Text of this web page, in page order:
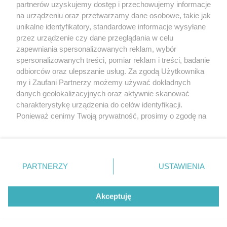
Pokaż więcej
Reklama Tematy Archiwum artykułów
Strona korzysta z plików cookies w celu realizacji usług. Pozostając na niej,
wyrażasz zgodę na ich wykorzystanie. Więcej informacji w polityce
prywatności.
partnerów uzyskujemy dostęp i przechowujemy informacje
na urządzeniu oraz przetwarzamy dane osobowe, takie jak
unikalne identyfikatory, standardowe informacje wysyłane
przez urządzenie czy dane przeglądania w celu
zapewniania spersonalizowanych reklam, wybór
spersonalizowanych treści, pomiar reklam i treści, badanie
odbiorców oraz ulepszanie usług. Za zgodą Użytkownika
my i Zaufani Partnerzy możemy używać dokładnych
danych geolokalizacyjnych oraz aktywnie skanować
charakterystykę urządzenia do celów identyfikacji.
Ponieważ cenimy Twoją prywatność, prosimy o zgodę na
znajdujący się w lewym dolnym rogu strony
. Niektóre
rodzaje przetwarzania danych nie wymagają zgody
użytkownika, ale masz prawo sprzeciwić się takiemu
przetwarzaniu. Preferencje będą miały zastosowania tylko
na tej witrynie.
PARTNERZY USTAWIENIA
Akceptuję